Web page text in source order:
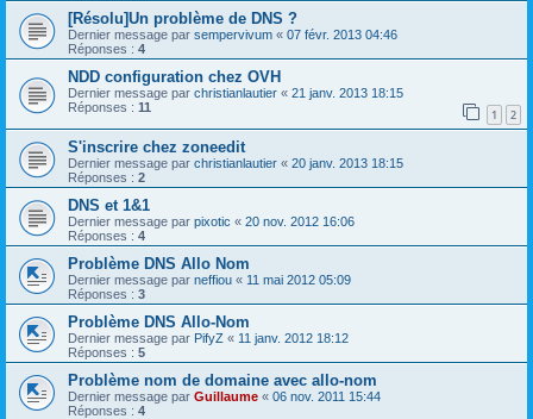
[Résolu]Un problème de DNS ?
Dernier message par sempervivum « 07 févr. 2013 04:46
Réponses : 4
NDD configuration chez OVH
Dernier message par christianlautier « 21 janv. 2013 18:15
Réponses : 11 1 2
S'inscrire chez zoneedit
Dernier message par christianlautier « 20 janv. 2013 18:15
Réponses : 2
DNS et 1&1
Dernier message par pixotic « 20 nov. 2012 16:06
Réponses : 4
Problème DNS Allo Nom
Dernier message par neffiou « 11 mai 2012 05:09
Réponses : 3
Problème DNS Allo-Nom
Dernier message par PifyZ « 11 janv. 2012 18:12
Réponses : 5
Problème nom de domaine avec allo-nom
Dernier message par Guillaume « 06 nov. 2011 15:44
Réponses : 4